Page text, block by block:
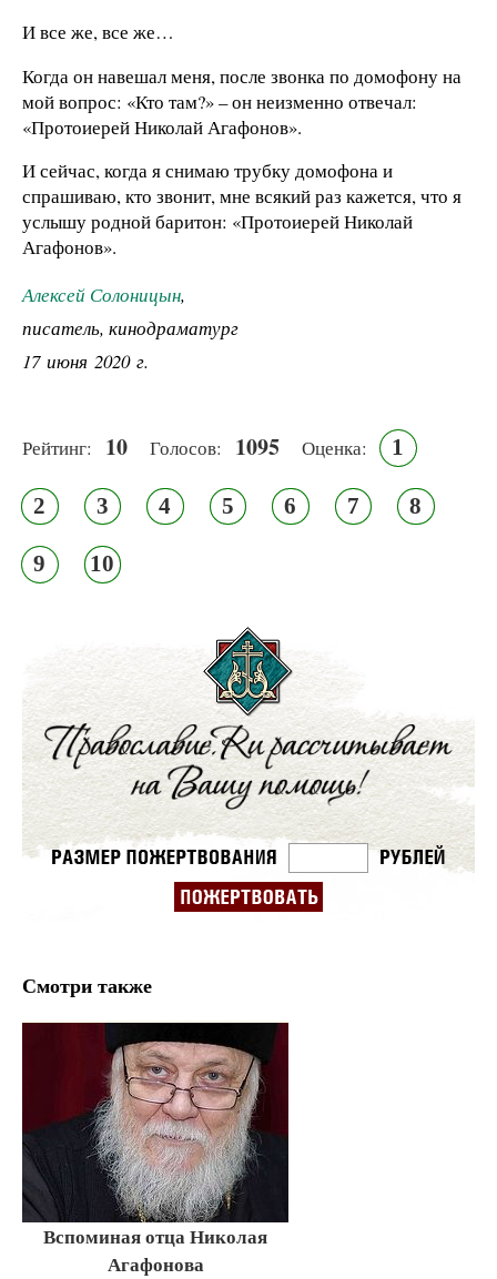
И все же, все же…
Когда он навешал меня, после звонка по домофону на
мой вопрос: «Кто там?» – он неизменно отвечал:
«Протоиерей Николай Агафонов».
И сейчас, когда я снимаю трубку домофона и
спрашиваю, кто звонит, мне всякий раз кажется, что я
услышу родной баритон: «Протоиерей Николай
Агафонов».
Алексей Солоницын,
писатель, кинодраматург
17 июня 2020 г.
Рейтинг: 10 Голосов: 1095 Оценка: 1
2 3 4 5 6 7 8
9 10
Смотри также
Вспоминая отца Николая
Агафонова